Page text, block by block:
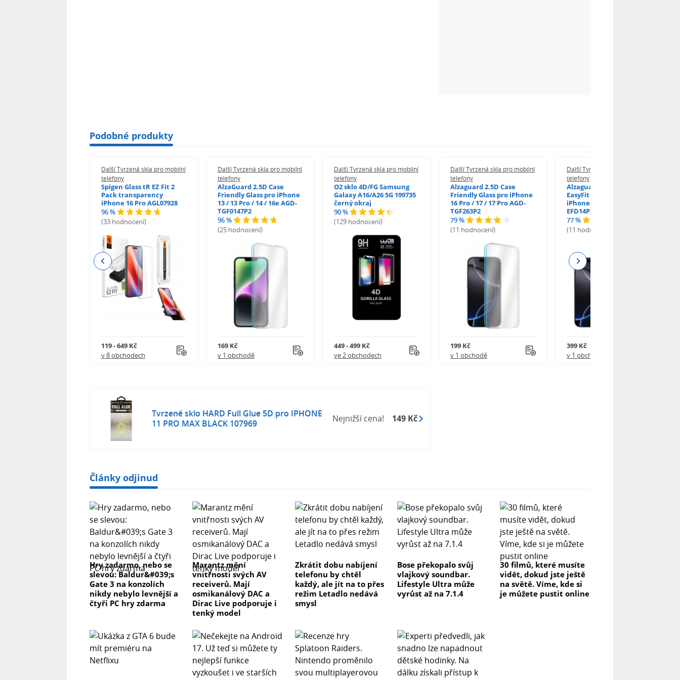
Podobné produkty
Další Tvrzená skla pro mobilní
telefony
Spigen Glass tR EZ Fit 2
Pack transparency
iPhone 16 Pro AGL07928
96 %
(33 hodnocení)
119 - 649 Kč
v 8 obchodech
Další Tvrzená skla pro mobilní
telefony
AlzaGuard 2.5D Case
Friendly Glass pro iPhone
13 / 13 Pro / 14 / 16e AGD-
TGF0147P2
96 %
(25 hodnocení)
169 Kč
v 1 obchodě
Další Tvrzená skla pro mobilní
telefony
O2 sklo 4D/FG Samsung
Galaxy A16/A26 5G 199735
černý okraj
90 %
(129 hodnocení)
449 - 499 Kč
ve 2 obchodech
Další Tvrzená skla pro mobilní
telefony
Alzaguard 2.5D Case
Friendly Glass pro iPhone
16 Pro / 17 / 17 Pro AGD-
TGF263P2
79 %
(11 hodnocení)
199 Kč
v 1 obchodě
Další Tvrzená skla pro mobilní
telefony
Alzaguard 2.5D Glass
EasyFit DustFree pro
iPhone 16 Pro / 17 AGD-
EFD14P3
77 %
(11 hodnocení)
399 Kč
v 1 obchodě
Previous Next
Tvrzené sklo HARD Full Glue 5D pro IPHONE
11 PRO MAX BLACK 107969
Nejnižší cena! 149 Kč
Články odjinud
Hry zadarmo, nebo se
slevou: Baldur&#039;s
Gate 3 na konzolích
nikdy nebylo levnější a
čtyři PC hry zdarma
Marantz mění
vnitřnosti svých AV
receiverů. Mají
osmikanálový DAC a
Dirac Live podporuje i
tenký model
Zkrátit dobu nabíjení
telefonu by chtěl
každý, ale jít na to přes
režim Letadlo nedává
smysl
Bose překopalo svůj
vlajkový soundbar.
Lifestyle Ultra může
vyrůst až na 7.1.4
30 filmů, které musíte
vidět, dokud jste ještě
na světě. Víme, kde si
je můžete pustit online